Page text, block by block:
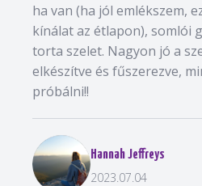
ha van (ha jól emlékszem,
kínálat az étlapon), somlói
torta szelet. Nagyon jó a
elkészítve és fűszerezve,
próbálni!!
Hannah Jeffreys
2023.07.04